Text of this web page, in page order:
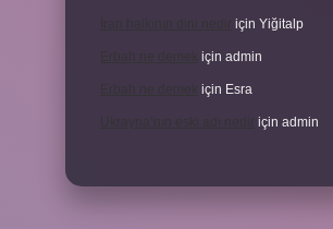
için Yiğitalp
için admin
için Esra
için admin